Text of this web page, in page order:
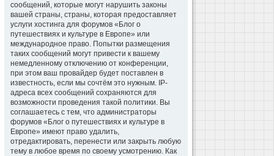
сообщений, которые могут нарушить законы
вашей страны, страны, которая предоставляет
услуги хостинга для форумов «Блог о
путешествиях и культуре в Европе» или
международное право. Попытки размещения
таких сообщений могут привести к вашему
немедленному отключению от конференции,
при этом ваш провайдер будет поставлен в
известность, если мы сочтём это нужным. IP-
адреса всех сообщений сохраняются для
возможности проведения такой политики. Вы
соглашаетесь с тем, что администраторы
форумов «Блог о путешествиях и культуре в
Европе» имеют право удалить,
отредактировать, перенести или закрыть любую
тему в любое время по своему усмотрению. Как